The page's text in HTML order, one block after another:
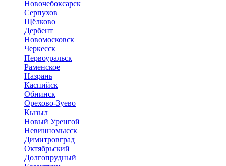
Новочебоксарск
Серпухов
Щёлково
Дербент
Новомосковск
Черкесск
Первоуральск
Раменское
Назрань
Каспийск
Обнинск
Орехово-Зуево
Кызыл
Новый Уренгой
Невинномысск
Димитровград
Октябрьский
Долгопрудный